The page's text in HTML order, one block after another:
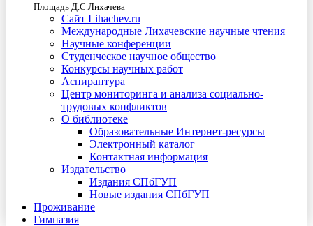
Площадь Д.С.Лихачева
Сайт Lihachev.ru
Международные Лихачевские научные чтения
Научные конференции
Студенческое научное общество
Конкурсы научных работ
Аспирантура
Центр мониторинга и анализа социально-
трудовых конфликтов
О библиотеке
Образовательные Интернет-ресурсы
Электронный каталог
Контактная информация
Издательство
Издания СПбГУП
Новые издания СПбГУП
Проживание
Гимназия